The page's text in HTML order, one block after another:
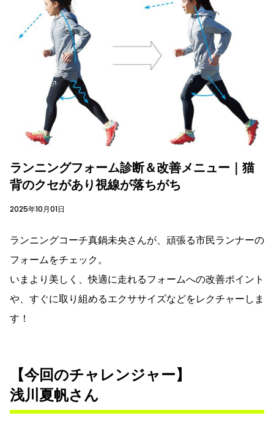
ランニングフォーム診断＆改善メニュー｜猫
背のクセがあり視線が落ちがち
2025年10月01日
ランニングコーチ真鍋未央さんが、頑張る市民ランナーの
フォームをチェック。
いまより美しく、快適に走れるフォームへの改善ポイント
や、すぐに取り組めるエクササイズなどをレクチャーしま
す！
【今回のチャレンジャー】
浅川夏帆さん